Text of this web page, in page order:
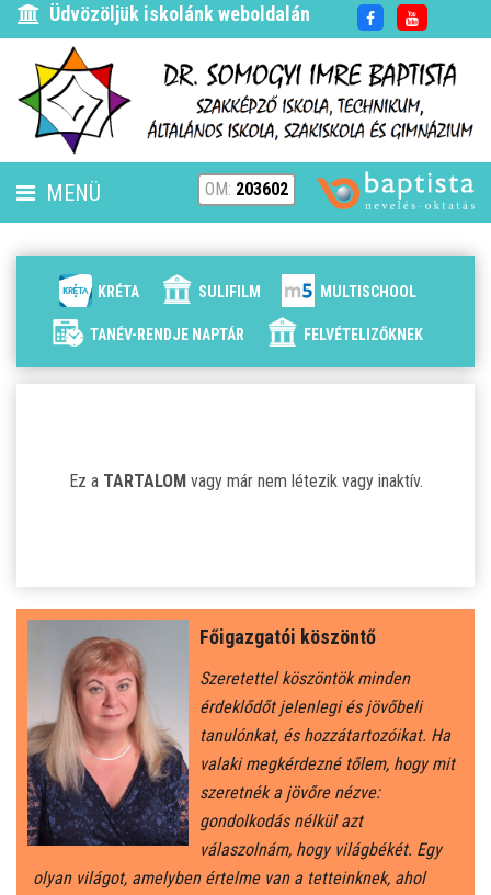
Üdvözöljük iskolánk weboldalán
MENÜ
HÍREK
ALAPÍTVÁNYUNK
SZJA 1% FELAJÁNLÁS
TANULÓINKNAK
ÁLTALÁNOS ISKOLÁSOKNAK
SZÜLŐKNEK
PEDAGÓGUSOK ELÉRHETŐSÉGE
OM: 203602
KRÉTA SULIFILM MULTISCHOOL
TANÉV-RENDJE NAPTÁR FELVÉTELIZŐKNEK
Főigazgatói köszöntő
Szeretettel köszöntök minden
érdeklődőt jelenlegi és jövőbeli
tanulónkat, és hozzátartozóikat. Ha
valaki megkérdezné tőlem, hogy mit
szeretnék a jövőre nézve:
gondolkodás nélkül azt
válaszolnám, hogy világbékét. Egy
olyan világot, amelyben értelme van a tetteinknek, ahol
Ez a TARTALOM vagy már nem létezik vagy inaktív.